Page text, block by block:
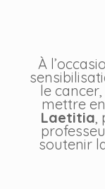
À
le
mettre
Laetitia,
soutenir